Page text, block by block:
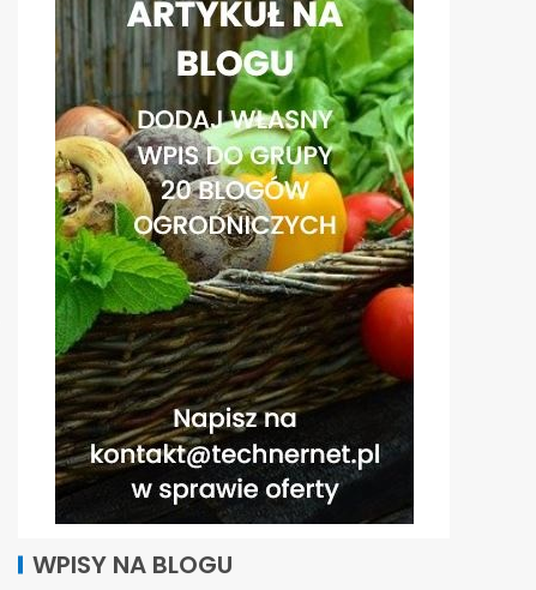
WPISY NA BLOGU